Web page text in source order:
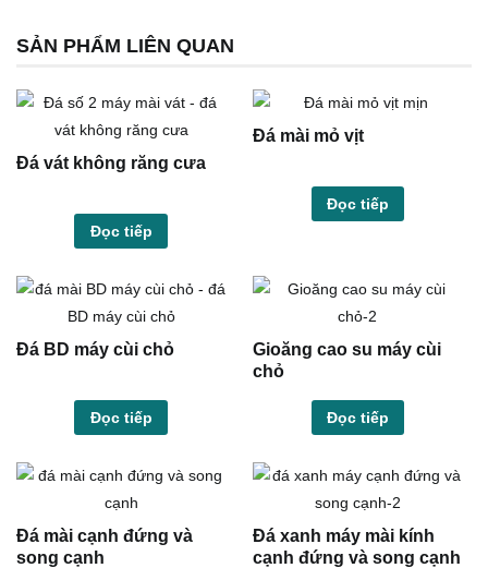
SẢN PHẨM LIÊN QUAN
Đá vát không răng cưa
Đọc tiếp
Đá mài mỏ vịt
Đọc tiếp
Đá BD máy cùi chỏ
Đọc tiếp
Gioăng cao su máy cùi
chỏ
Đọc tiếp
Đá mài cạnh đứng và
song cạnh
Đá xanh máy mài kính
cạnh đứng và song cạnh